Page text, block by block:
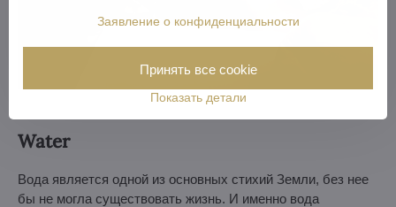
Water
Вода является одной из основных стихий Земли, без нее
бы не могла существовать жизнь. И именно вода
Заявление о конфиденциальности
Показать детали
Принять все cookie